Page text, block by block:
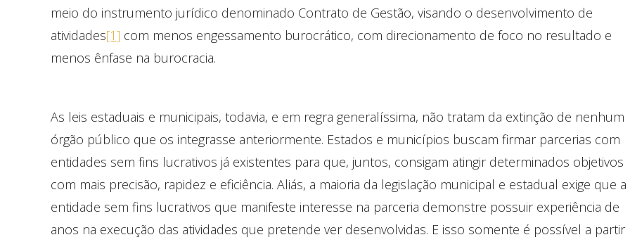
meio do instrumento jurídico denominado Contrato de Gestão, visando o desenvolvimento de
atividades[1] com menos engessamento burocrático, com direcionamento de foco no resultado e
menos ênfase na burocracia.
As leis estaduais e municipais, todavia, e em regra generalíssima, não tratam da extinção de nenhum
órgão público que os integrasse anteriormente. Estados e municípios buscam firmar parcerias com
entidades sem fins lucrativos já existentes para que, juntos, consigam atingir determinados objetivos
com mais precisão, rapidez e eficiência. Aliás, a maioria da legislação municipal e estadual exige que a
entidade sem fins lucrativos que manifeste interesse na parceria demonstre possuir experiência de
anos na execução das atividades que pretende ver desenvolvidas. E isso somente é possível a partir